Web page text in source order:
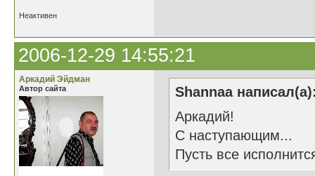
Неактивен
2006-12-29 14:55:21
Аркадий Эйдман
Автор сайта
Shannaa
Аркадий!
С наступающим...
Пусть все